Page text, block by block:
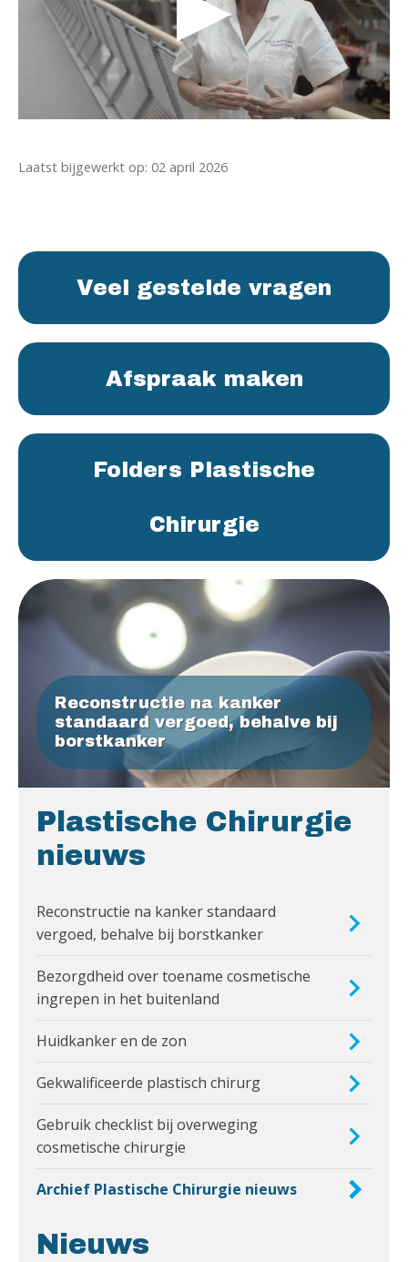
Laatst bijgewerkt op: 02 april 2026
Veel gestelde vragen
Afspraak maken
Folders Plastische
Chirurgie
Reconstructie na kanker
standaard vergoed, behalve bij
borstkanker
Plastische Chirurgie
nieuws
Reconstructie na kanker standaard
vergoed, behalve bij borstkanker
Bezorgdheid over toename cosmetische
ingrepen in het buitenland
Huidkanker en de zon
Gekwalificeerde plastisch chirurg
Gebruik checklist bij overweging
cosmetische chirurgie
Archief Plastische Chirurgie nieuws
Nieuws